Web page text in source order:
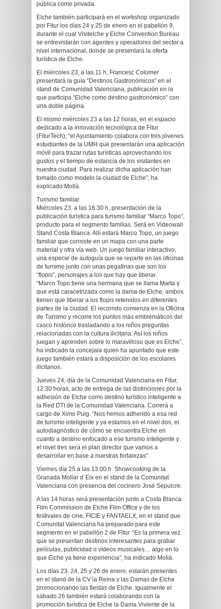
pública como privada.
Elche también participará en el workshop organizado
por Fitur los días 24 y 25 de enero en el pabellón 9,
durante el cual Visitelche y Elche Convention Bureau
se entrevistarán con agentes y operadores del sector a
nivel internacional, donde se presentará la oferta
turística de Elche.
El miércoles 23, a las 11 h, Francesc Colomer
presentará la guía “Destinos Gastronómicos” en el
stand de Comunidad Valenciana, publicación en la
que participa “Elche como destino gastronómico” con
una doble página.
El mismo miércoles 23 a las 12 horas, en el espacio
dedicado a la innovación tecnológica de Fitur
(FiturTech), “el Ayuntamiento colabora con tres jóvenes
estudiantes de la UMH que presentarán una aplicación
móvil para trazar rutas turísticas aprovechando los
gustos y el tiempo de estancia de los visitantes en
nuestra ciudad. Para realizar dicha aplicación han
tomado como modelo la ciudad de Elche”, ha
explicado Mollà.
Turismo familiar
Miércoles 23, a las 16:30 h, presentación de la
publicación turística para turismo familiar “Marco Topo”,
producto para el segmento familias. Será en Videowall
Stand Costa Blanca. Allí estará Marco Topo, un juego
familiar que consiste en un mapa con una parte
material y otra vía web. Un juego familiar interactivo,
una especie de autoguía que se reparte en las oficinas
de turismo junto con unas pegatinas que son los
“flopis”, personajes a los que hay que liberar.
“Marco Topo tiene una hermana que se llama Marta y
que está caracetrizada como la dama de Elche, ambos
tienen que liberar a los flopis retenidos en diferentes
partes de la ciudad. El recorrido comienza en la Oficina
de Turismo y recorre los puntos más emblemáticos del
casco histórico trasladando a los niños preguntas
relacionadas con la cultura ilicitana. Así los niños
juegan y aprenden sobre lo maravilloso que es Elche”,
ha indicado la concejala quien ha apuntado que este
juego también estará a disposición de los escolares
ilicitanos.
Jueves 24, día de la Comunidad Valenciana en Fitur,
12:30 horas, acto de entrega de las distinciones por la
adhesión de Elche como destino turístico inteligente a
la Red DTI de la Comunidad Valenciana. Correrá a
cargo de Ximo Puig. “Nos hemos adherido a esa red
de turismo inteligente y ya estamos en el nivel dos, el
autodiagnóstico de cómo se encuentra Elche en
cuanto a destino enfocado a ese turismo inteligente y
el nivel tres será el plan director que vamos a
desarrollar en base a nuestras fortalezas”.
Viernes día 25 a las 13:00 h. Showcooking de la
Granada Mollar d´Elx en el stand de la Comunitat
Valenciana con presencia del cocinero José Sepulcre.
A las 14 horas será presentación junto a Costa Blanca
Film Commission de Elche Film Office y de los
festivales de cine, FICIE y FANTAELX, en el stand que
Comunitat Valenciana ha preparado para este
segmento en el pabellón 2 de Fitur. “Es la primera vez
que se presentan destinos interesantes para grabar
películas, publicidad o vídeos musicales… algo en lo
que Elche ya tiene experiencia”, ha indicado Mollà.
Los días 23, 24, 25 y 26 de enero, estarán presentes
en el stand de la CV la Reina y las Damas de Elche
promocionando las fiestas de Elche. Igualmente el
sábado 26 también estará colaborando con la
promoción turística de Elche la Dama Viviente de la